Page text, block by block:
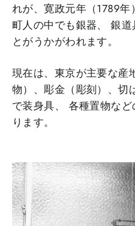
れが、寛政元年（1789
町人の中でも銀器、 銀
とがうかがわれます。
現在は、東京が主要な産
物）、彫金（彫刻）、切
で装身具、 各種置物な
ります。